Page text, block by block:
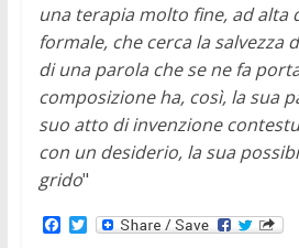
una terapia molto fine, ad alta
formale, che cerca la salvezza
di una parola che se ne fa
composizione ha, così, la sua
suo atto di invenzione
con un desiderio, la sua
grido"
F
T